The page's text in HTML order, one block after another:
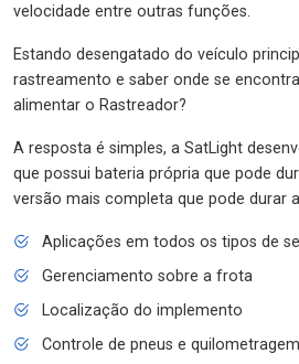
velocidade entre outras funções.
Estando desengatado do veículo
rastreamento e saber onde se
alimentar o Rastreador?
A resposta é simples, a SatLight
que possui bateria própria que pode
versão mais completa que pode durar
Aplicações em todos os tipos de
Gerenciamento sobre a frota
Localização do implemento
Controle de pneus e